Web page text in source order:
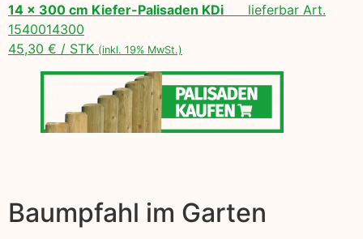
14 x 300 cm Kiefer-Palisaden KDi lieferbar Art.
1540014300
45,30 € / STK (inkl. 19% MwSt.)
Baumpfahl im Garten